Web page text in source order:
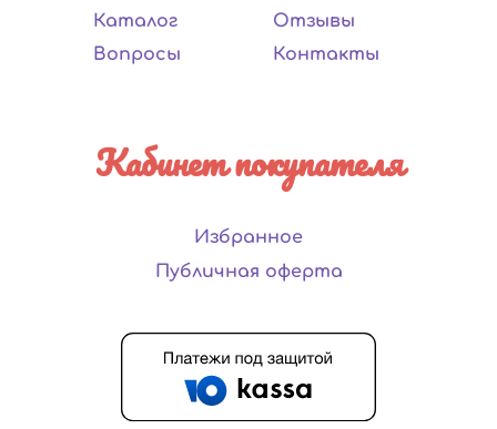
Каталог
Вопросы
Отзывы
Контакты
Кабинет покупателя
Избранное
Публичная оферта